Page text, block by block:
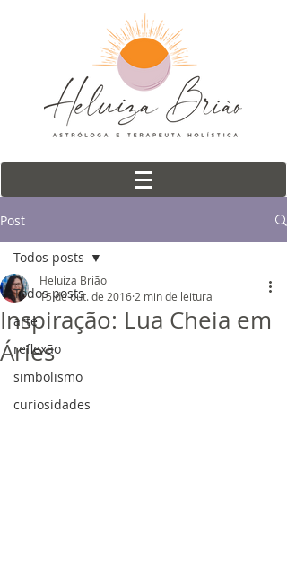
Post
Todos posts
arte
reflexão
simbolismo
curiosidades
Todos posts
Inspiração: Lua Cheia em
Áries
Heluiza Brião
15 de out. de 2016 2 min de leitura